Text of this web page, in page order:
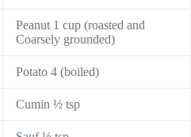
Peanut 1 cup (roasted and
Coarsely grounded)
Potato 4 (boiled)
Cumin ½ tsp